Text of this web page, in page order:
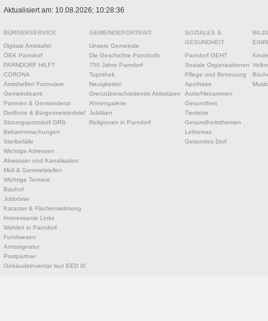
Aktualisiert am: 10.08.2026; 10:28:36
BÜRGERSERVICE
Digitale Amtstafel
ÖEK Parndorf
PARNDORF HILFT
CORONA
Amtshelfer/ Formulare
Gemeindeamt
Parteien & Gemeinderat
Dorfbote & Bürgermeisterbrief
Sitzungsprotokoll GRS
Bekanntmachungen
Sterbefälle
Wichtige Adressen
Abwasser und Kanalisation
Müll & Sammelstellen
Wichtige Termine
Bauhof
Jobbörse
Kataster & Flächenwidmung
Interessante Links
Wahlen in Parndorf
Fundwesen
Amtssignatur
Postpartner
Gebäudeinventar laut EED III
GEMEINDEPORTRAIT
Unsere Gemeinde
Die Geschichte Parndorfs
750 Jahre Parndorf
Topothek
Neuigkeiten
Grenzüberschreitende Aktivitäten
Ahnengalerie
Jubiläen
Religionen in Parndorf
SOZIALES &
GESUNDHEIT
Parndorf GEHT
Soziale Organisationen
Pflege und Betreuung
Apotheke
Ärzte/Hebammen
Gesundheit
Tierärzte
Gesundheitsthemen
Leihomas
Gesundes Dorf